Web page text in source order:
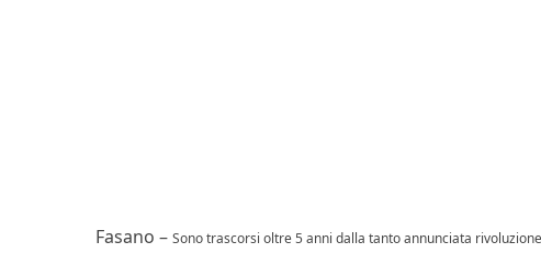
Fasano – Sono trascorsi oltre 5 anni dalla tanto annunciata